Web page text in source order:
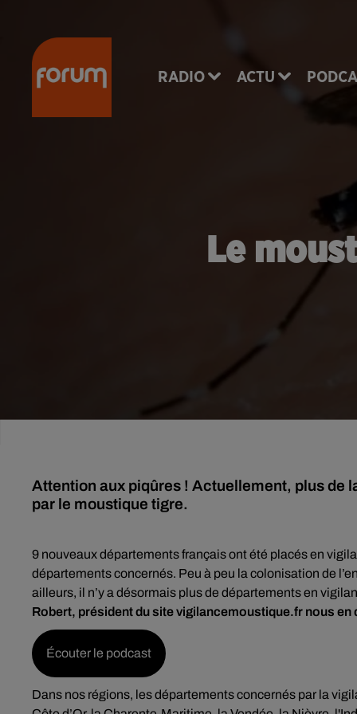
RADIO ACTU
Le
Attention aux piqûres ! Actuellement, plus de
par le moustique tigre.
9 nouveaux départements français ont été placés en
départements concernés. Peu à peu la colonisation de
ailleurs, il n’y a désormais plus de départements en
Robert, président du site vigilancemoustique.fr nous en
Écouter le podcast
Dans nos régions, les départements concernés par la